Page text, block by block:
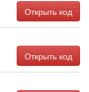
Открыть код
Открыть код